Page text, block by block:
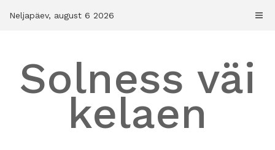
Neljapäev, august 6 2026
Solness väi
kelaen